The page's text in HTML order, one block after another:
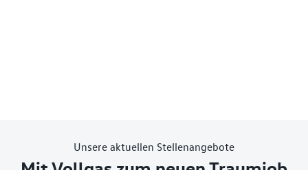
Unsere aktuellen Stellenangebote